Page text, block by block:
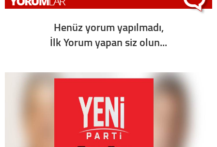
Henüz yorum yapılmadı,
İlk Yorum yapan siz olun...